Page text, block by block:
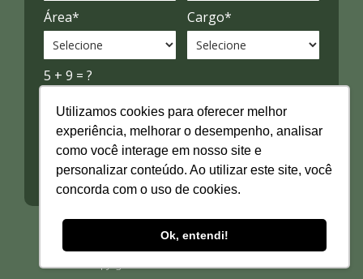
Utilizamos cookies para oferecer melhor
experiência, melhorar o desempenho, analisar
como você interage em nosso site e
personalizar conteúdo. Ao utilizar este site, você
concorda com o uso de cookies.
Ok, entendi!
Área* Cargo*
5 + 9 = ?
QUERO MEU EBOOK
Copyright © 2025. Todos os direitos reservados.